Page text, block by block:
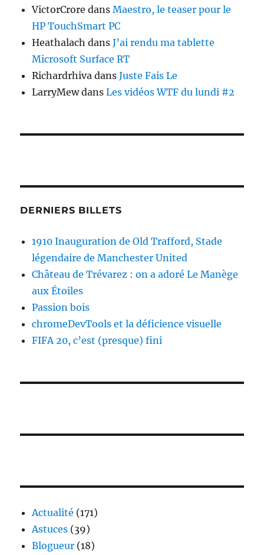
VictorCrore dansMaestro, le teaser pour le
HP TouchSmart PC
Heathalach dansJ’ai rendu ma tablette
Microsoft Surface RT
Richardrhiva dansJuste Fais Le
LarryMewdansLes vidéos WTF du lundi #2
DERNIERS BILLETS
1910 Inauguration de Old Trafford, Stade
légendaire de Manchester United
Château de Trévarez : on a adoré Le Manège
aux Étoiles
Passion bois
chromeDevTools et la déficience visuelle
FIFA 20, c’est (presque) fini
Actualité (171)
Astuces (39)
Blogueur (18)